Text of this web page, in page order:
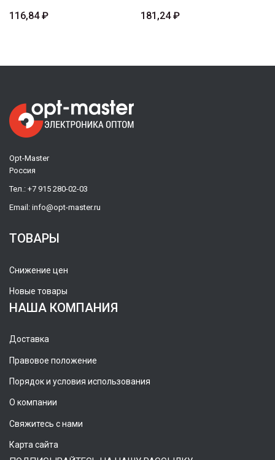
116,84 ₽
181,24 ₽
Opt-Master
Россия
Тел.: +7 915 280-02-03
Email: info@opt-master.ru
ТОВАРЫ
Снижение цен
Новые товары
НАША КОМПАНИЯ
Доставка
Правовое положение
Порядок и условия использования
О компании
Свяжитесь с нами
Карта сайта